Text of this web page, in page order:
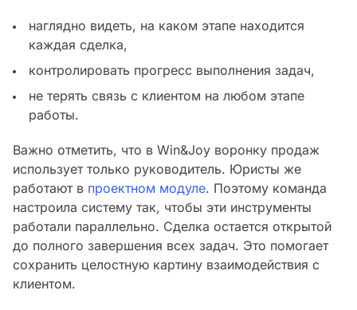
наглядно видеть, на каком этапе находится
каждая сделка,
контролировать прогресс выполнения задач,
не терять связь с клиентом на любом этапе
работы.
Важно отметить, что в Win&Joy воронку продаж
использует только руководитель. Юристы же
работают в проектном модуле. Поэтому команда
настроила систему так, чтобы эти инструменты
работали параллельно. Сделка остается открытой
до полного завершения всех задач. Это помогает
сохранить целостную картину взаимодействия с
клиентом.